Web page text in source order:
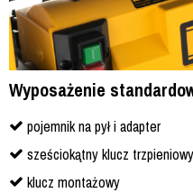
Wyposażenie
pojemnik na pył i adapter
sześciokątny klucz trzpieniowy
klucz montażowy